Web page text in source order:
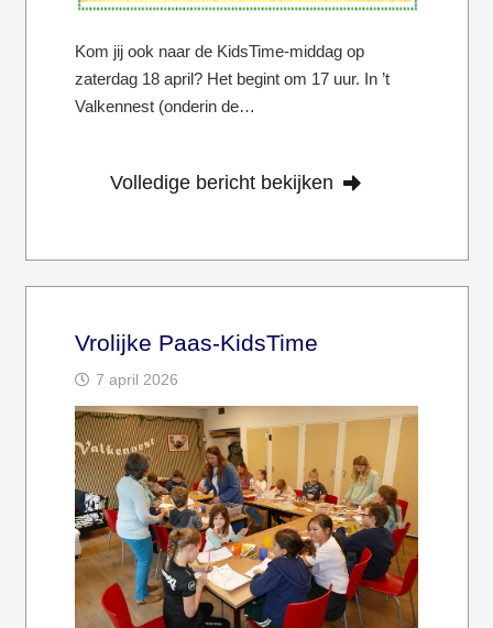
Kom jij ook naar de KidsTime-middag op
zaterdag 18 april? Het begint om 17 uur. In ’t
Valkennest (onderin de…
Volledige bericht bekijken
Vrolijke Paas-KidsTime
7 april 2026